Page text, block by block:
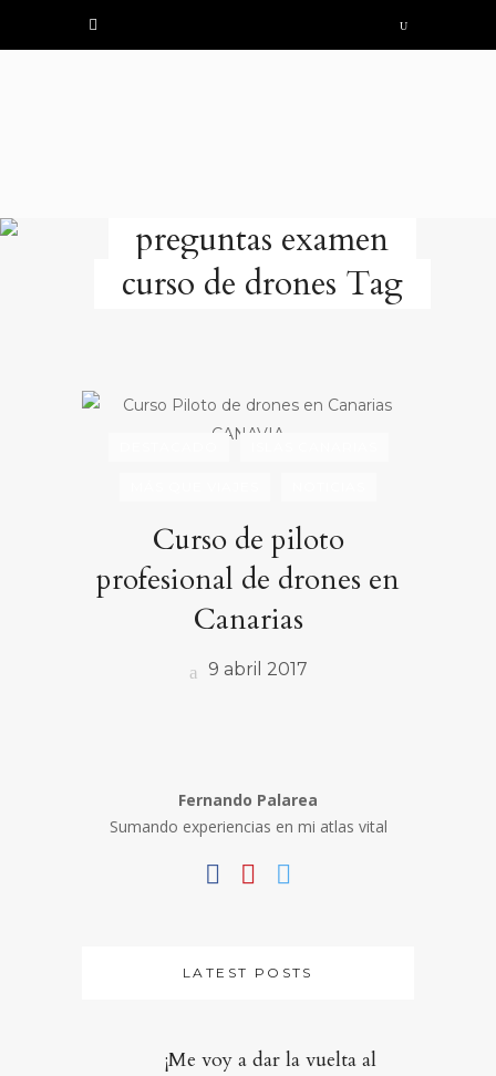
preguntas examen
curso de drones Tag
Curso de piloto
profesional de drones en
Canarias
9 abril 2017
Fernando Palarea
Sumando experiencias en mi atlas vital
LATEST POSTS
¡Me voy a dar la vuelta al